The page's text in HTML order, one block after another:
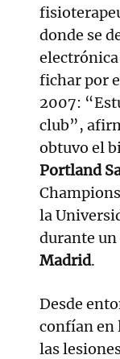
donde se
fichar por
2007:
club”,
obtuvo el
Portland
la
durante
Madrid.
Desde
confían en
las